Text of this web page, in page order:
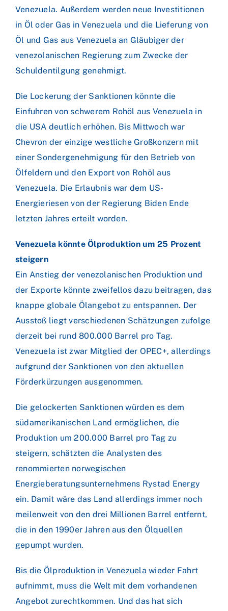
Venezuela. Außerdem werden neue Investitionen
in Öl oder Gas in Venezuela und die Lieferung von
Öl und Gas aus Venezuela an Gläubiger der
venezolanischen Regierung zum Zwecke der
Schuldentilgung genehmigt.
Die Lockerung der Sanktionen könnte die
Einfuhren von schwerem Rohöl aus Venezuela in
die USA deutlich erhöhen. Bis Mittwoch war
Chevron der einzige westliche Großkonzern mit
einer Sondergenehmigung für den Betrieb von
Ölfeldern und den Export von Rohöl aus
Venezuela. Die Erlaubnis war dem US-
Energieriesen von der Regierung Biden Ende
letzten Jahres erteilt worden.
Venezuela könnte Ölproduktion um 25 Prozent
steigern
Ein Anstieg der venezolanischen Produktion und
der Exporte könnte zweifellos dazu beitragen, das
knappe globale Ölangebot zu entspannen. Der
Ausstoß liegt verschiedenen Schätzungen zufolge
derzeit bei rund 800.000 Barrel pro Tag.
Venezuela ist zwar Mitglied der OPEC+, allerdings
aufgrund der Sanktionen von den aktuellen
Förderkürzungen ausgenommen.
Die gelockerten Sanktionen würden es dem
südamerikanischen Land ermöglichen, die
Produktion um 200.000 Barrel pro Tag zu
steigern, schätzten die Analysten des
renommierten norwegischen
Energieberatungsunternehmens Rystad Energy
ein. Damit wäre das Land allerdings immer noch
meilenweit von den drei Millionen Barrel entfernt,
die in den 1990er Jahren aus den Ölquellen
gepumpt wurden.
Bis die Ölproduktion in Venezuela wieder Fahrt
aufnimmt, muss die Welt mit dem vorhandenen
Angebot zurechtkommen. Und das hat sich